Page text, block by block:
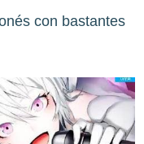
con bastantes